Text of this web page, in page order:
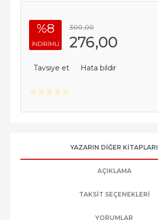
%8
INDIRIMLI
300,00
276,00
Tavsiye et Hata bildir
YAZARIN DIĞER KITAPLARI
AÇIKLAMA
TAKSIT SEÇENEKLERI
YORUMLAR